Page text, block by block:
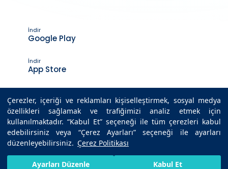
Çerezler, içeriği ve reklamları kişiselleştirmek, sosyal medya
özellikleri sağlamak ve trafiğimizi analiz etmek için
kullanılmaktadır. “Kabul Et” seçeneği ile tüm çerezleri kabul
edebilirsiniz veya “Çerez Ayarları” seçeneği ile ayarları
düzenleyebilirsiniz. Çerez Politikası
Ayarları Düzenle Kabul Et
İndir
Google Play
İndir
App Store
Son Güncelleme Tarihi : 05.08.2021 11:41
HIZLI RANDEVU AL BIZE ULAŞIN